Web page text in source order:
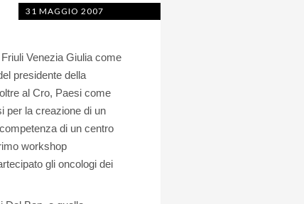
31 MAGGIO 2007
Friuli Venezia Giulia come
presidente della
al Cro, Paesi come
per la creazione di un
di un centro
workshop
gli oncologi dei